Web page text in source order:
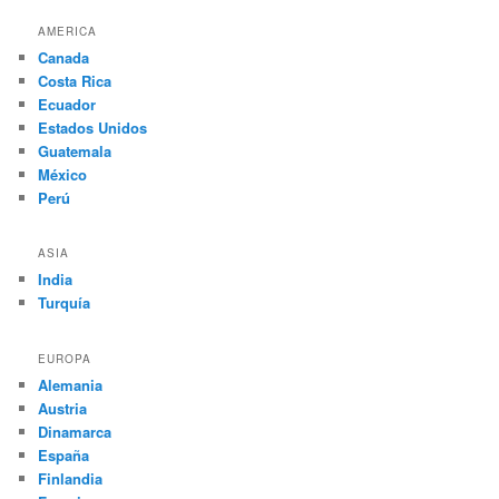
AMERICA
Canada
Costa Rica
Ecuador
Estados Unidos
Guatemala
México
Perú
ASIA
India
Turquía
EUROPA
Alemania
Austria
Dinamarca
España
Finlandia